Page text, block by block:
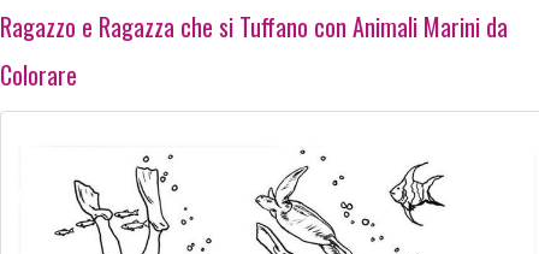
Ragazzo e Ragazza che si Tuffano con Animali Marini da
Colorare